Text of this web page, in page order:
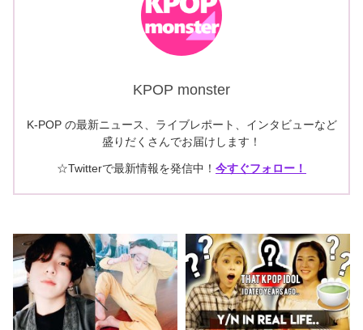
KPOP monster
K-POP の最新ニュース、ライブレポート、インタビューなど
盛りだくさんでお届けします！
☆Twitterで最新情報を発信中！ 今すぐフォロー！